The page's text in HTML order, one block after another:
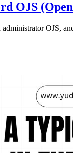
OJS
administrator OJS,